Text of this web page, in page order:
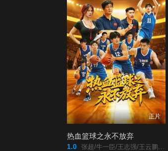
正片
热血篮球之永不放弃
1.0 张超/牛一臣/王志强/王云鹏/吴长青/